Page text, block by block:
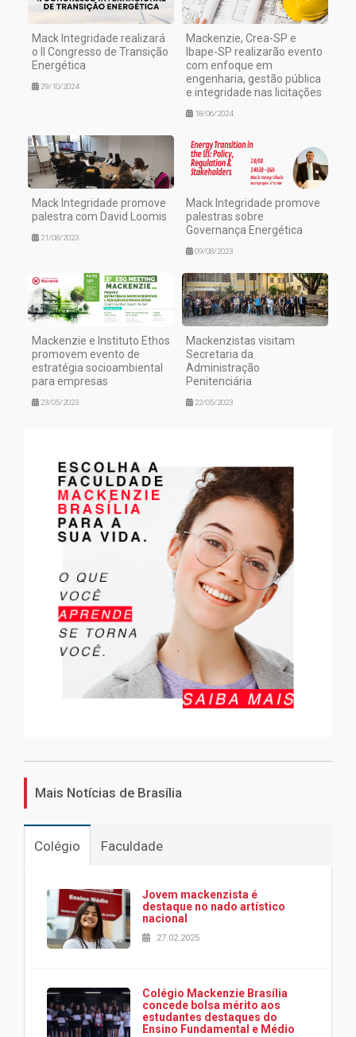
Mack Integridade realizará
o II Congresso de Transição
Energética
29/10/2024
Mackenzie, Crea-SP e
Ibape-SP realizarão evento
com enfoque em
engenharia, gestão pública
e integridade nas licitações
18/06/2024
Mack Integridade promove
palestra com David Loomis
21/08/2023
Mack Integridade promove
palestras sobre
Governança Energética
09/08/2023
Mackenzie e Instituto Ethos
promovem evento de
estratégia socioambiental
para empresas
23/05/2023
Mackenzistas visitam
Secretaria da
Administração
Penitenciária
22/05/2023
Mais Notícias de Brasília
Colégio Faculdade
Jovem mackenzista é
destaque no nado artístico
nacional
27.02.2025
Colégio Mackenzie Brasília
concede bolsa mérito aos
estudantes destaques do
Ensino Fundamental e Médio